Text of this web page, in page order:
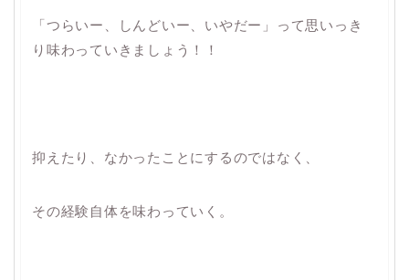
「つらいー、しんどいー、いやだー」って思いっき
り味わっていきましょう！！
抑えたり、なかったことにするのではなく、
その経験自体を味わっていく。